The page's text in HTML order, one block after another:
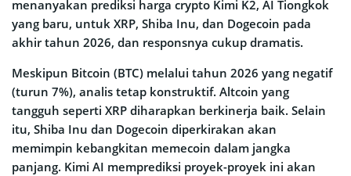
menanyakan prediksi harga crypto Kimi K2, AI Tiongkok
yang baru, untuk XRP, Shiba Inu, dan Dogecoin pada
akhir tahun 2026, dan responsnya cukup dramatis.
Meskipun Bitcoin (BTC) melalui tahun 2026 yang negatif
(turun 7%), analis tetap konstruktif. Altcoin yang
tangguh seperti XRP diharapkan berkinerja baik. Selain
itu, Shiba Inu dan Dogecoin diperkirakan akan
memimpin kebangkitan memecoin dalam jangka
panjang. Kimi AI memprediksi proyek-proyek ini akan